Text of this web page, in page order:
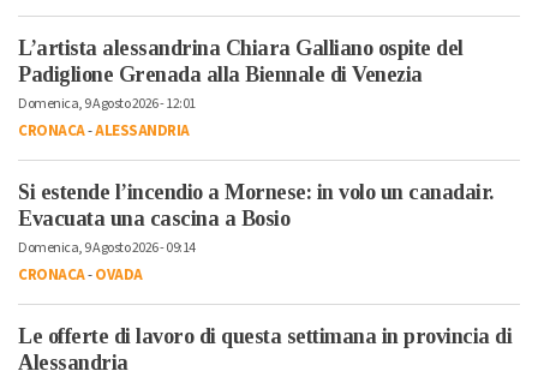
L’artista alessandrina Chiara Galliano ospite del
Padiglione Grenada alla Biennale di Venezia
Domenica, 9 Agosto 2026 - 12:01
CRONACA-ALESSANDRIA
Si estende l’incendio a Mornese: in volo un canadair.
Evacuata una cascina a Bosio
Domenica, 9 Agosto 2026 - 09:14
CRONACA-OVADA
Le offerte di lavoro di questa settimana in provincia di
Alessandria